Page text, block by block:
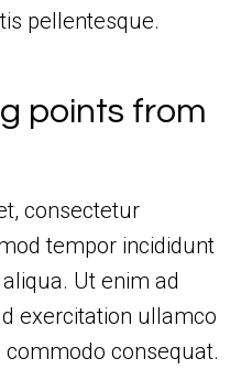
pellentesque.
points from
consectetur
tempor incididunt
Ut enim ad
exercitation ullamco
consequat.